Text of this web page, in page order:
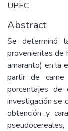
UPEC
Abstract
Se determinó
provenientes de
amaranto) en la
partir de
porcentajes
investigación se
obtención y